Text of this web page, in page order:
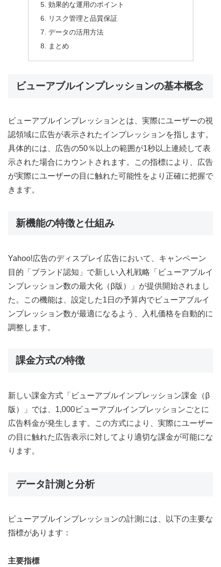
効果的な運用のポイント
リスク管理と品質保証
データの活用方法
まとめ
ビューアブルインプレッションの基本概念
ビューアブルインプレッションとは、実際にユーザーの視
認領域に広告が表示されたインプレッションを指します。
具体的には、広告の50％以上の範囲が1秒以上連続して表
示された場合にカウントされます。この指標により、広告
が実際にユーザーの目に触れた可能性をより正確に把握で
きます。
新機能の特徴と仕組み
Yahoo!広告のディスプレイ広告において、キャンペーン
目的「ブランド認知」で新しい入札戦略「ビューアブルイ
ンプレッション数の最大化（β版）」が提供開始されまし
た。この機能は、設定した1日の予算内でビューアブルイ
ンプレッション数が最適になるよう、入札価格を自動的に
調整します。
課金方式の特徴
新しい課金方式「ビューアブルインプレッション課金（β
版）」では、1,000ビューアブルインプレッションごとに
広告料金が発生します。この方式により、実際にユーザー
の目に触れた広告表示に対してより適切な課金が可能にな
ります。
データ計測と分析
ビューアブルインプレッションの計測には、以下の主要な
指標があります：
主要指標